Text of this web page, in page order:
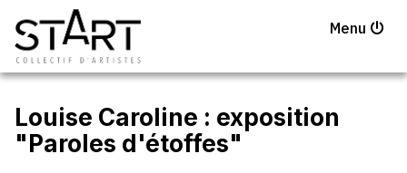
Menu
Louise Caroline : exposition
"Paroles d'étoffes"